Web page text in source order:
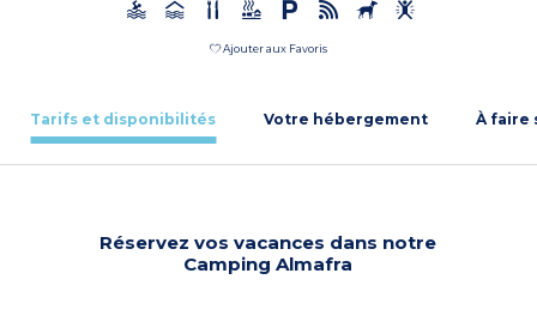
Ajouter aux Favoris
Tarifs et disponibilités Votre hébergement À faire
Réservez vos vacances dans notre
Camping Almafra